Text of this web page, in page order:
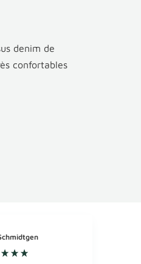
denim de
confortables